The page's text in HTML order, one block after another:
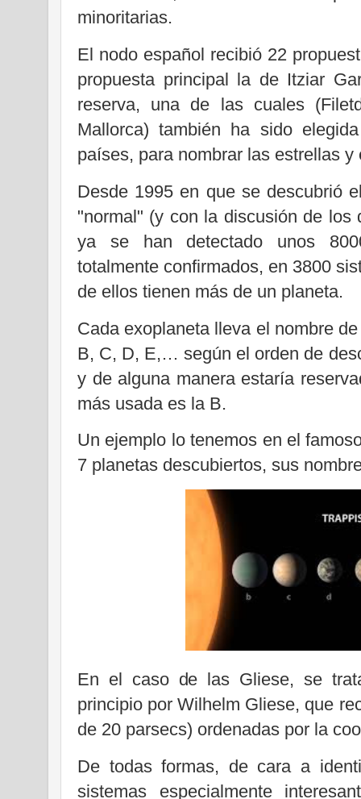
minoritarias.
El nodo español recibió 22
propuesta principal la de Itziar
reserva, una de las cuales
Mallorca) también ha sido
países, para nombrar las estrellas
Desde 1995 en que se descubrió
"normal" (y con la discusión de los
ya se han detectado unos
totalmente confirmados, en 3800
de ellos tienen más de un planeta.
Cada exoplaneta lleva el nombre
B, C, D, E,… según el orden de
y de alguna manera estaría
más usada es la B.
Un ejemplo lo tenemos en el
7 planetas descubiertos, sus
En el caso de las Gliese, se
principio por Wilhelm Gliese, que
de 20 parsecs) ordenadas por la
De todas formas, de cara a
sistemas especialmente